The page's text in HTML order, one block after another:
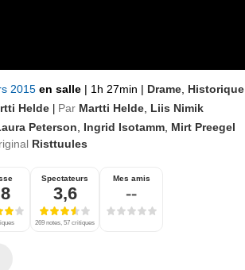
2015 en salle | 1h 27min | Drame Historique
Helde | Par Martti Helde Liis Nimik
Peterson Ingrid Isotamm Mirt Preegel
Risttuules
Spectateurs
3,6
269 notes, 57 critiques
Mes amis
--